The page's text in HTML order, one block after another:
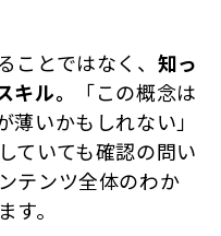
ことではなく、 知っ
ル。
「この概念は
いかもしれない」
ていても確認の問い
テンツ全体のわか
。